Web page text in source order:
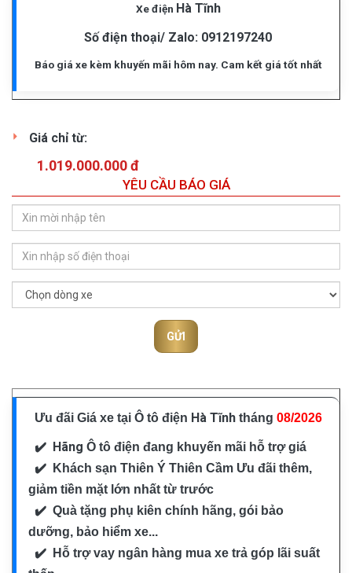
Xe điện Hà Tĩnh
Số điện thoại/ Zalo: 0912197240
Báo giá xe kèm khuyến mãi hôm nay. Cam kết giá tốt nhất
Giá chỉ từ:
1.019.000.000 đ
YÊU CẦU BÁO GIÁ
GỬI
Ưu đãi Giá xe tại Ô tô điện Hà Tĩnh tháng 08/2026
✔️ Hãng Ô tô điện đang khuyến mãi hỗ trợ giá
✔️ Khách sạn Thiên Ý Thiên Cầm Ưu đãi thêm,
giảm tiền mặt lớn nhất từ trước
✔️ Quà tặng phụ kiên chính hãng, gói bảo
dưỡng, bảo hiểm xe...
✔️ Hỗ trợ vay ngân hàng mua xe trả góp lãi suất